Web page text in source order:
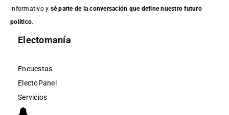
informativo y sé parte de la conversación que define nuestro futuro
político.
Electomanía
Encuestas
ElectoPanel
Servicios